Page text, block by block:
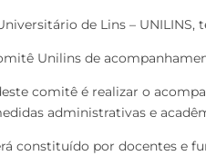
de Lins – UNILINS,
Unilins de
comitê é realizar o
administrativas e
constituído por docentes e